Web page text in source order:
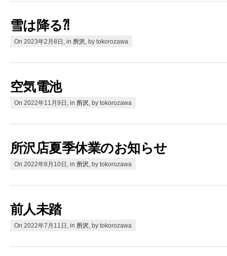
雪は降る⁈
On 2023年2月8日, in 所沢 , by tokorozawa
空気電池
On 2022年11月9日, in 所沢 , by tokorozawa
所沢店夏季休業のお知らせ
On 2022年8月10日, in 所沢 , by tokorozawa
前人未踏
On 2022年7月11日, in 所沢 , by tokorozawa